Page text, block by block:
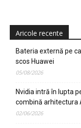
Aricole recente
Bateria externă pe
scos Huawei
05/08/2026
Nvidia intră în lupta
combină arhitectura
02/06/2026